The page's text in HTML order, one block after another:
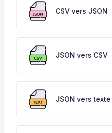
CSV vers JSON
JSON vers CSV
JSON vers texte